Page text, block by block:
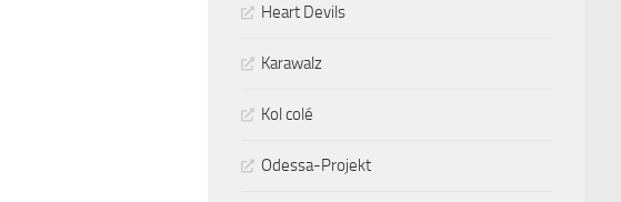
Heart Devils
Karawalz
Kol colé
Odessa-Projekt